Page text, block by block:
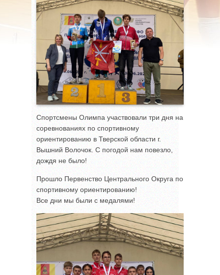
Спортсмены Олимпа участвовали три дня на
соревнованиях по спортивному
ориентированию в Тверской области г.
Вышний Волочок. С погодой нам повезло,
дождя не было!
Прошло Первенство Центрального Округа по
спортивному ориентированию!
Все дни мы были с медалями!